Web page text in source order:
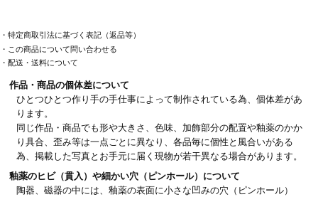
・特定商取引法に基づく表記（返品等）
・この商品について問い合わせる
・配送・送料について
作品・商品の個体差について
ひとつひとつ作り手の手仕事によって制作されている為、個体差があ
ります。
同じ作品・商品でも形や大きさ、色味、加飾部分の配置や釉薬のかか
り具合、歪み等は一点ごとに異なり、各品毎に個性と風合いがある
為、掲載した写真とお手元に届く現物が若干異なる場合があります。
釉薬のヒビ（貫入）や細かい穴（ピンホール）について
陶器、磁器の中には、釉薬の表面に小さな凹みの穴（ピンホール）